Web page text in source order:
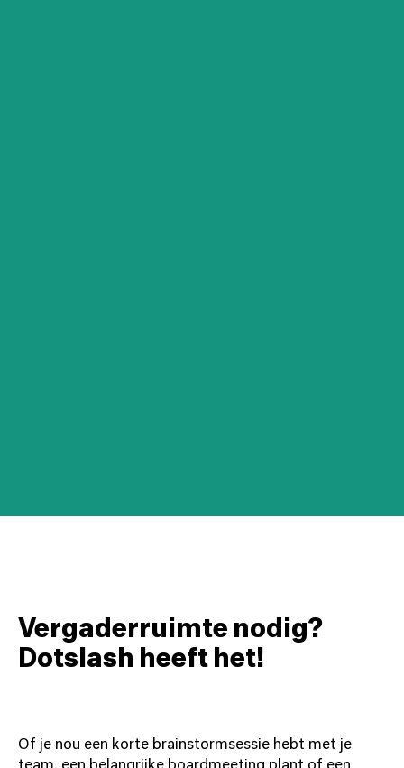
Vergaderruimte nodig?
Dotslash heeft het!
Of je nou een korte brainstormsessie hebt met je